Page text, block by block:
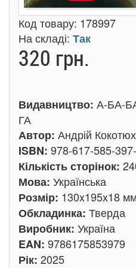
Код товару: 178997
На складі: Так
320 грн.
Видавництво: А-БА-
ГА
Автор: Андрій
ISBN: 978-617-585-
Кількість сторінок:
Мова: Українська
Розмір: 130x195x18
Обкладинка: Тверда
Виробник: Україна
EAN: 9786175853979
Рік: 2025